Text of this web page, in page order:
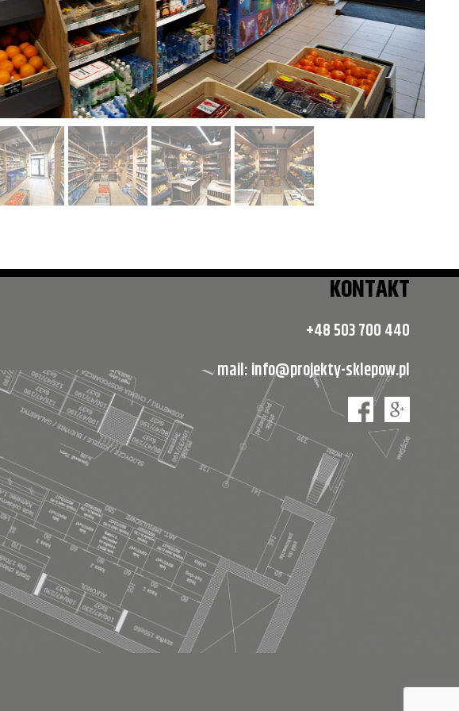
KONTAKT
+48 503 700 440
mail:info@projekty-sklepow.pl